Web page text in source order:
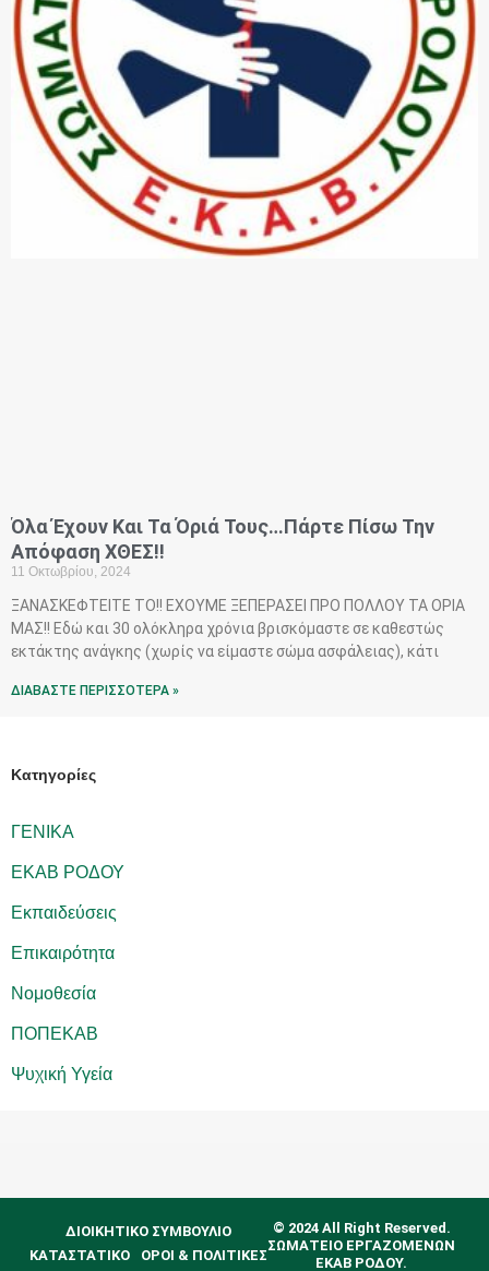
Kατηγορίες
ΓΕΝΙΚΑ
ΕΚΑΒ ΡΟΔΟΥ
Εκπαιδεύσεις
Επικαιρότητα
Νομοθεσία
ΠΟΠΕΚΑΒ
Ψυχική Υγεία
Όλα Έχουν Και Τα Όριά Τους…Πάρτε Πίσω Την
Απόφαση ΧΘΕΣ!!
11 Οκτωβρίου, 2024
ΞΑΝΑΣΚΕΦΤΕΙΤΕ ΤΟ!! ΕΧΟΥΜΕ ΞΕΠΕΡΑΣΕΙ ΠΡΟ ΠΟΛΛΟΥ ΤΑ ΟΡΙΑ
ΜΑΣ!! Εδώ και 30 ολόκληρα χρόνια βρισκόμαστε σε καθεστώς
εκτάκτης ανάγκης (χωρίς να είμαστε σώμα ασφάλειας), κάτι
ΔΙΑΒΑΣΤΕ ΠΕΡΙΣΣΟΤΕΡΑ »
© 2024 All Right Reserved.
ΣΩΜΑΤΕΙΟ ΕΡΓΑΖΟΜΕΝΩΝ
ΕΚΑΒ ΡΟΔΟΥ.
ΔΙΟΙΚΗΤΙΚΟ ΣΥΜΒΟΥΛΙΟ
ΚΑΤΑΣΤΑΤΙΚΟ
ΟΡΟΙ & ΠΟΛΙΤΙΚΕΣ